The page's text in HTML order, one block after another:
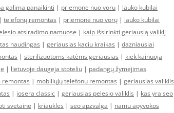
galima panaikinti | priemone nuo voru | lauko kubilai
| telefonų remontas | priemonė nuo vorų | lauko kubilai
atsiradimo namuose | kaip išsirinkti geriausią valiklį
naudingas | geriausias kaciu kraikas | dazniausiai
| sterilizuotoms katėms geriausias | kiek kainuoja
| lietuvoje daugeja stoteliu | padangų žymėjimas
remontas | mobiliųjų telefonų remontas | geriausias valiklis
| josera classic | geriausias pelesio valiklis | kas yra seo
svetaine | kriaukles | seo apzvalga | namu apyvokos